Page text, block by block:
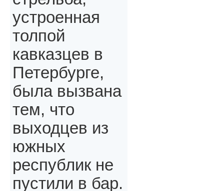
устроенная
толпой
кавказцев в
Петербурге,
была вызвана
тем, что
выходцев из
южных
республик не
пустили в бар.